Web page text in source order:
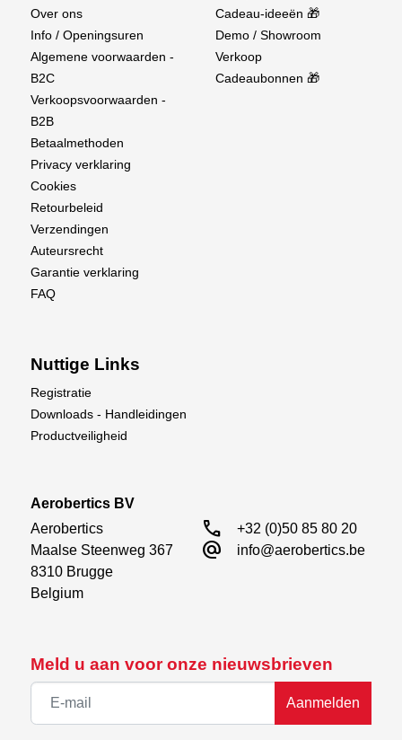
Meld u aan voor onze nieuwsbrieven
Aanmelden
Over ons
Info / Openingsuren
Algemene voorwaarden -
B2C
Verkoopsvoorwaarden -
B2B
Betaalmethoden
Privacy verklaring
Cookies
Retourbeleid
Verzendingen
Auteursrecht
Garantie verklaring
FAQ
Cadeau-ideeën 🎁
Demo / Showroom
Verkoop
Cadeaubonnen 🎁
Nuttige Links
Registratie
Downloads - Handleidingen
Productveiligheid
Aerobertics BV
Aerobertics
Maalse Steenweg 367
8310 Brugge
Belgium
call +32 (0)50 85 80 20
alternate_email info@aerobertics.be